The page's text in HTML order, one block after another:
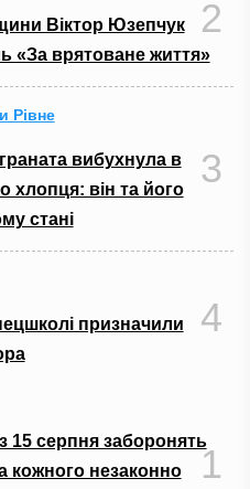
Віктор Юзепчук
«За врятоване життя»
2
Рівне
вибухнула в
хлопця: він та його
стані
3
призначили
4
15 серпня заборонять
кожного незаконно
1